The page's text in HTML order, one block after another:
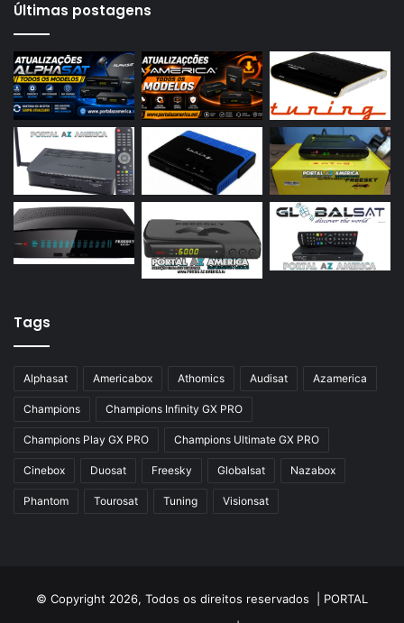
Azamerica S2005
Azamerica S2010
Azamerica S2015
Azamerica S922
Azamerica S922 Mini
Azamerica S928
Azamerica Silver
Azamerica Silver GX PRO
Azamerica Silver IPTV
Azbox Like
Azfox
Azgold
Azplus
Azsat
Blade B1
Últimas postagens
Tags
Alphasat Americabox Athomics Audisat Azamerica
Champions Champions Infinity GX PRO
Champions Play GX PRO Champions Ultimate GX PRO
Cinebox Duosat Freesky Globalsat Nazabox
Phantom Tourosat Tuning Visionsat
© Copyright 2026, Todos os direitos reservados | PORTAL